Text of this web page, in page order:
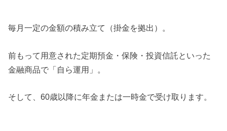
毎月一定の金額の積み立て（掛金を拠出）。
前もって用意された定期預金・保険・投資信託といった
金融商品で「自ら運用」。
そして、60歳以降に年金または一時金で受け取ります。